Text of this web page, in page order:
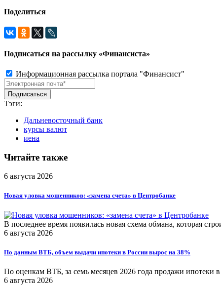
Поделиться
Подписаться на рассылку «Финансиста»
Информационная рассылка портала "Финансист"
Тэги:
Дальневосточный банк
курсы валют
иена
Читайте также
6 августа 2026
Новая уловка мошенников: «замена счета» в Центробанке
В последнее время появилась новая схема обмана, которая
6 августа 2026
По данным ВТБ, объем выдачи ипотеки в России вырос на 38%
По оценкам ВТБ, за семь месяцев 2026 года продажи ипотеки
6 августа 2026